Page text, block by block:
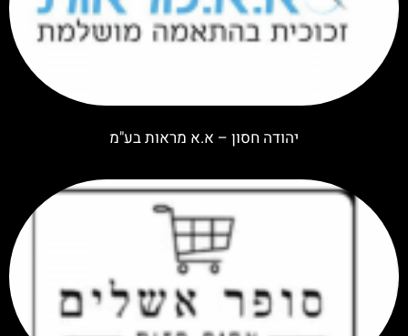
יהודה חסון – א.א מראות בע"מ